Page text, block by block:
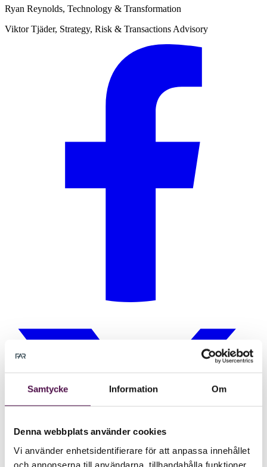
Samtycke Information Om
Denna webbplats använder cookies
Vi använder enhetsidentifierare för att anpassa innehållet
och annonserna till användarna, tillhandahålla funktioner
Ryan Reynolds, Technology & Transformation
Viktor Tjäder, Strategy, Risk & Transactions Advisory